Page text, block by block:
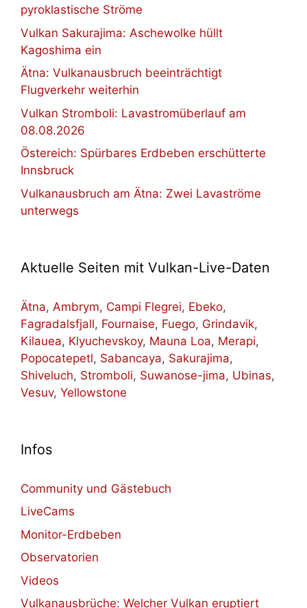
pyroklastische Ströme
Vulkan Sakurajima: Aschewolke hüllt
Kagoshima ein
Ätna: Vulkanausbruch beeinträchtigt
Flugverkehr weiterhin
Vulkan Stromboli: Lavastromüberlauf am
08.08.2026
Östereich: Spürbares Erdbeben erschütterte
Innsbruck
Vulkanausbruch am Ätna: Zwei Lavaströme
unterwegs
Aktuelle Seiten mit Vulkan-Live-Daten
Ätna, Ambrym, Campi Flegrei, Ebeko,
Fagradalsfjall, Fournaise, Fuego, Grindavik,
Kilauea, Klyuchevskoy, Mauna Loa, Merapi,
Popocatepetl, Sabancaya, Sakurajima,
Shiveluch, Stromboli, Suwanose-jima, Ubinas,
Vesuv, Yellowstone
Infos
Community und Gästebuch
LiveCams
Monitor-Erdbeben
Observatorien
Videos
Vulkanausbrüche: Welcher Vulkan eruptiert